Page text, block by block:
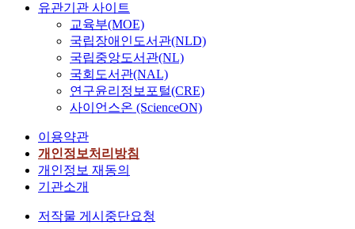
유관기관 사이트
교육부(MOE)
국립장애인도서관(NLD)
국립중앙도서관(NL)
국회도서관(NAL)
연구윤리정보포털(CRE)
사이언스온 (ScienceON)
이용약관
개인정보처리방침
개인정보 재동의
기관소개
저작물 게시중단요청